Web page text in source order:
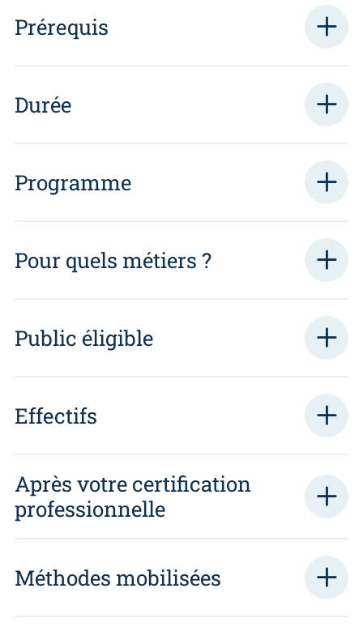
Prérequis
Durée
Programme
Pour quels métiers ?
Public éligible
Effectifs
Après votre certification
professionnelle
Méthodes mobilisées